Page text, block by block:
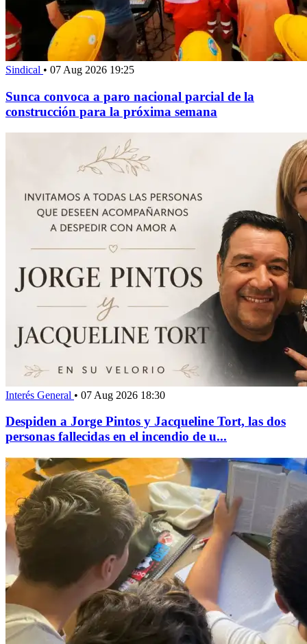
Sindical • 07 Aug 2026 19:25
Sunca convoca a paro nacional parcial de la
construcción para la próxima semana
Interés General • 07 Aug 2026 18:30
Despiden a Jorge Pintos y Jacqueline Tort, las dos
personas fallecidas en el incendio de u...